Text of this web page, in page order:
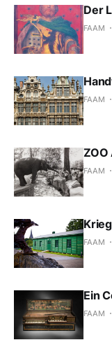
Der
FAAM
FAAM
FAAM
FAAM
Ein
FAAM